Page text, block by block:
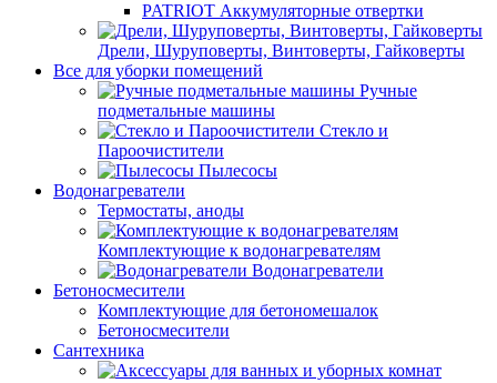
PATRIOT Аккумуляторные отвертки
Дрели, Шуруповерты, Винтоверты, Гайковерты
Все для уборки помещений
Ручные
подметальные машины
Стекло и
Пароочистители
Пылесосы
Водонагреватели
Термостаты, аноды
Комплектующие к водонагревателям
Водонагреватели
Бетоносмесители
Комплектующие для бетономешалок
Бетоносмесители
Сантехника